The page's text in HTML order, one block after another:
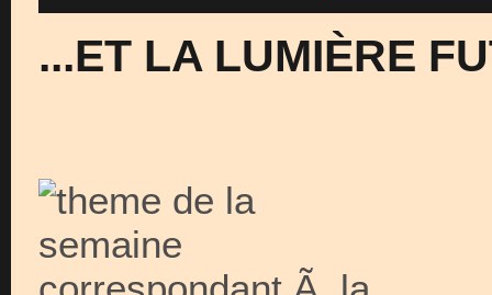
...ET LA LUMIÈRE